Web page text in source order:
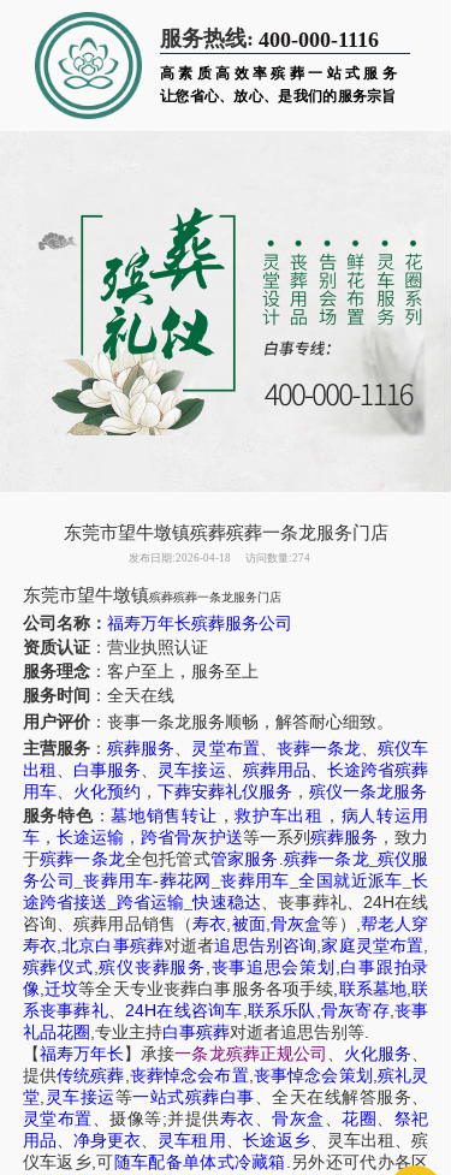
服务热线: 400-000-1116
高素质高效率殡葬一站式服务
让您省心、放心、是我们的服务宗旨
东莞市望牛墩镇殡葬殡葬一条龙服务门店
发布日期:2026-04-18 访问数量:274
东莞市望牛墩镇殡葬殡葬一条龙服务门店
公司名称： 福寿万年长殡葬服务公司
资质认证：营业执照认证
服务理念：客户至上，服务至上
服务时间 ：全天在线
用户评价：丧事一条龙服务顺畅，解答耐心细致。
主营服务 ：殡葬服务、 灵堂布置、 丧葬一条龙、殡仪车
出租 、 白事服务、 灵车接运、 殡葬用品、 长途跨省殡葬
用车、 火化预约 ， 下葬安葬礼仪服务 ， 殡仪一条龙服务
服务特色：墓地销售转让 ，救护车出租 ， 病人转运用
车， 长途运输 ，跨省骨灰护送等一系列 殡葬服务 ，致力
于殡葬一条龙全包托管式管家服务 .殡葬一条龙_ 殡仪服
务公司
_丧葬用车-葬花网 丧葬用车 全国就近派车 长
途跨省接送 跨省运输 _快速稳达、丧事葬礼、 24H在线
咨询、殡葬用品销售 （寿衣 被面, 骨灰盒等）
帮老人穿
寿衣 ,北京白事殡葬对逝者追思告别咨询 ,家庭灵堂布置
殡葬仪式 殡仪丧葬服务 丧事追思会策划 白事跟拍录
像 迁坟等全天专业丧葬白事服务各项手续 联系墓地 ,联
系丧事葬礼、24H在线咨询车 联系乐队 骨灰寄存, 丧事
礼品花圈 专业主持白事殡葬对逝者追思告别等.
【福寿万年长 】承接一条龙殡葬正规公司 、 火化服务、
提供传统殡葬 丧葬悼念会布置, 丧事悼念会策划 殡礼灵
堂 灵车接运等一站式殡葬白事、全天在线解答服务、
灵堂布置、摄像等;并提供寿衣、骨灰盒 、花圈 、 祭祀
用品、 净身更衣、 灵车租用 、 长途返乡、 灵车出租 、殡
仪车返乡 可 随车配备单体式冷藏箱 另外还可代办各区